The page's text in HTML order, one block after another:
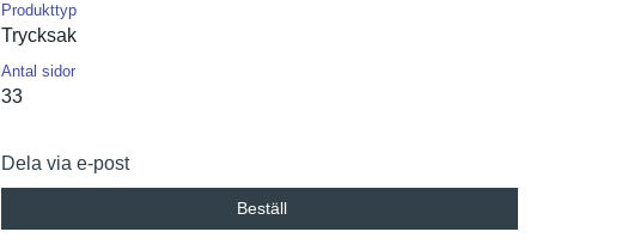
Produkttyp
Trycksak
Antal sidor
33
Dela via e-post
Beställ